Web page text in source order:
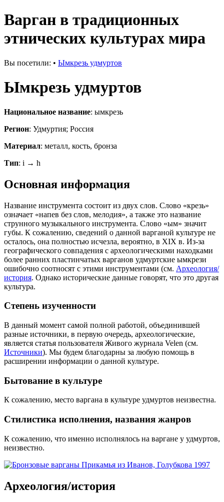
Варган в традиционных
этнических культурах мира
Вы посетили: • Ымкрезь удмуртов
Ымкрезь удмуртов
Национальное название: ымкрезь
Регион: Удмуртия; Россия
Материал: металл, кость, бронза
Тип: i → h
Основная информация
Название инструмента состоит из двух слов. Слово «крезь»
означает «напев без слов, мелодия», а также это название
струнного музыкального инструмента. Слово «ым» значит
губы. К сожалению, сведений о данной варганой культуре не
осталось, она полностью исчезла, вероятно, в XIX в. Из-за
географического совпадения с археологическими находками
более ранних пластинчатых варганов удмуртские ымкрези
ошибочно соотносят с этими инструментами (см. Археология/
история. Однако исторические данные говорят, что это другая
культура.
Степень изученности
В данный момент самой полной работой, объединившей
разные источники, в первую очередь, археологические,
является статья пользователя Живого журнала Velen (см.
Источники). Мы будем благодарны за любую помощь в
расширении информации о данной культуре.
Бытование в культуре
К сожалению, место варгана в культуре удмуртов неизвестна.
Стилистика исполнения, названия жанров
К сожалению, что именно исполнялось на варгане у удмуртов,
неизвестно.
Археология/история